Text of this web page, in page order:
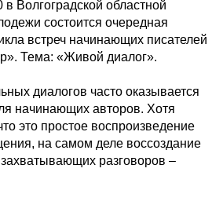
в Волгоградской областной
состоится очередная
встреч начинающих писателей
Тема: «Живой диалог».
диалогов часто оказывается
начинающих авторов. Хотя
это простое воспроизведение
на самом деле воссоздание
разговоров –